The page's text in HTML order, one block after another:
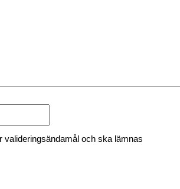
valideringsändamål och ska lämnas